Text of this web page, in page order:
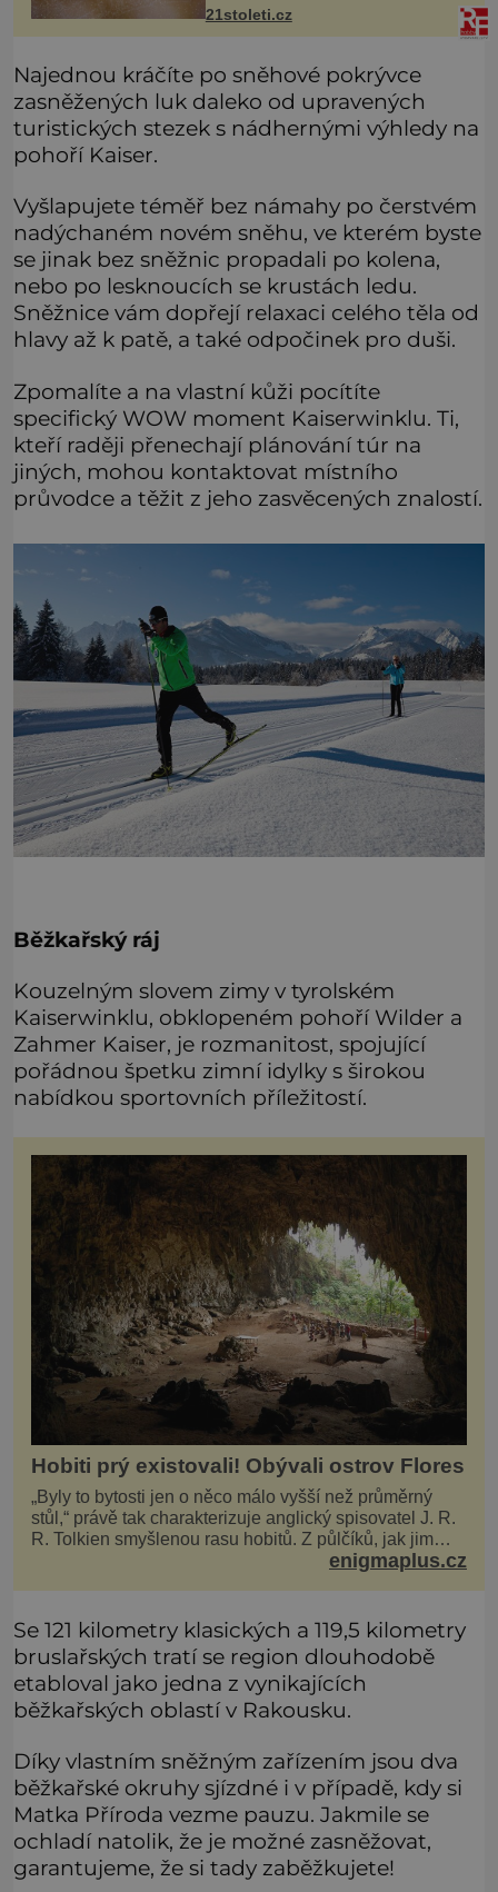
originální filmové kostýmy a rekvizity,
Bradavice, Hagridovu chýši i uč
21stoleti.cz
Najednou kráčíte po sněhové pokrývce
zasněžených luk daleko od upravených
turistických stezek s nádhernými výhledy na
pohoří Kaiser.
Vyšlapujete téměř bez námahy po čerstvém
nadýchaném novém sněhu, ve kterém byste
se jinak bez sněžnic propadali po kolena,
nebo po lesknoucích se krustách ledu.
Sněžnice vám dopřejí relaxaci celého těla od
hlavy až k patě, a také odpočinek pro duši.
Zpomalíte a na vlastní kůži pocítíte
specifický WOW moment Kaiserwinklu. Ti,
kteří raději přenechají plánování túr na
jiných, mohou kontaktovat místního
průvodce a těžit z jeho zasvěcených znalostí.
Běžkařský ráj
Kouzelným slovem zimy v tyrolském
Kaiserwinklu, obklopeném pohoří Wilder a
Zahmer Kaiser, je rozmanitost, spojující
pořádnou špetku zimní idylky s širokou
nabídkou sportovních příležitostí.
Hobiti prý existovali! Obývali ostrov Flores
„Byly to bytosti jen o něco málo vyšší než průměrný
stůl,“ právě tak charakterizuje anglický spisovatel J. R.
R. Tolkien smyšlenou rasu hobitů. Z půlčíků, jak jim
říká, následně udělá hlavní hrdiny svých slavných
enigmaplus.cz
Se 121 kilometry klasických a 119,5 kilometry
bruslařských tratí se region dlouhodobě
etabloval jako jedna z vynikajících
běžkařských oblastí v Rakousku.
Díky vlastním sněžným zařízením jsou dva
běžkařské okruhy sjízdné i v případě, kdy si
Matka Příroda vezme pauzu. Jakmile se
ochladí natolik, že je možné zasněžovat,
garantujeme, že si tady zaběžkujete!